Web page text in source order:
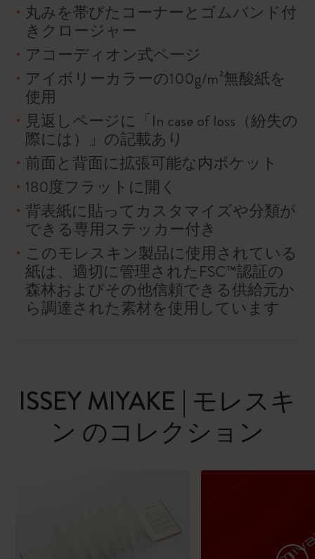
丸みを帯びたコーナーとゴムバンド付
きクロージャー
アコーディオン式ページ
アイボリーカラーの100g/m²無酸紙を
使用
見返しページに「In case of loss（紛失の
際には）」の記載あり
前面と背面に拡張可能な内ポケット
180度フラットに開く
背表紙に貼ってカスタマイズや分類が
できる専用ステッカー付き
このモレスキン製品に使用されている
紙は、適切に管理されたFSC™認証の
森林およびその他信頼できる供給元か
ら調達された素材を使用しています
ISSEY MIYAKE | モレスキ
ン のコレクション